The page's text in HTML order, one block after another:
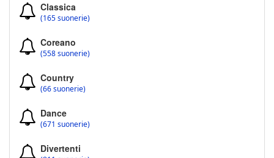
Classica
(165 suonerie)
Coreano
(558 suonerie)
Country
(66 suonerie)
Dance
(671 suonerie)
Divertenti